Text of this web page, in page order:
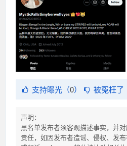
支持曝光（0） 被冤枉了
声明：
黑名单发布者须客观描述事实，并
责任，如因发布者造谣、侵权、发